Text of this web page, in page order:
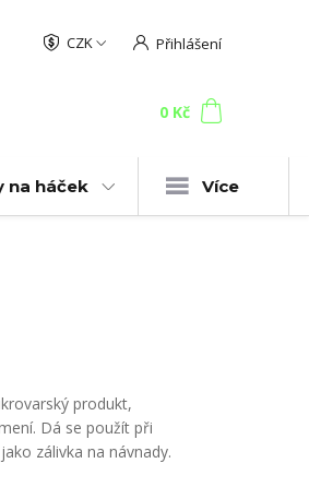
CZK Přihlášení
0 Kč
na háček Více
produkt,
Dá se použít při
zálivka na návnady.